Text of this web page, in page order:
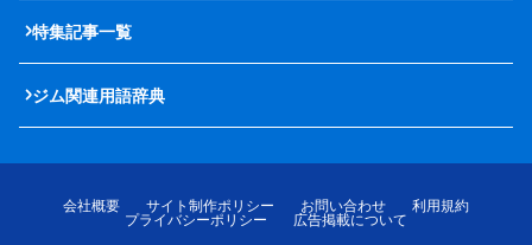
特集記事一覧
ジム関連用語辞典
会社概要 サイト制作ポリシー お問い合わせ
利用規約
プライバシーポリシー
広告掲載について